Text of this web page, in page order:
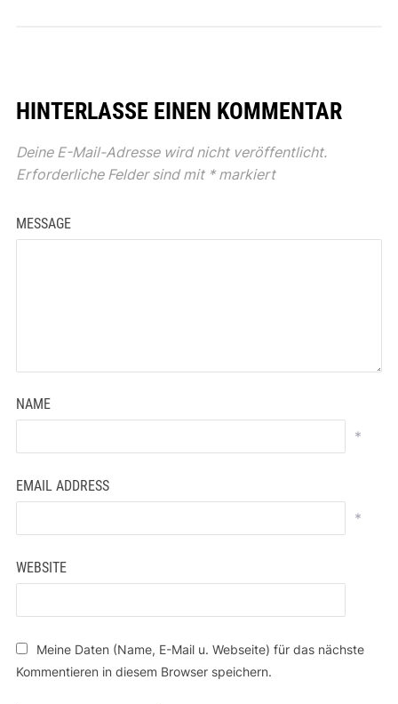
HINTERLASSE EINEN KOMMENTAR
Deine E-Mail-Adresse wird nicht veröffentlicht.
Erforderliche Felder sind mit *markiert
MESSAGE
NAME
*
EMAIL ADDRESS
*
WEBSITE
Meine Daten (Name, E-Mail u. Webseite) für das nächste
Kommentieren in diesem Browser speichern.